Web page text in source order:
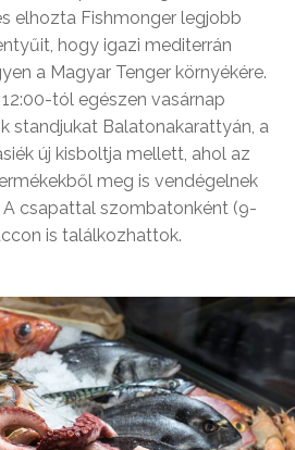
elhozta Fishmonger legjobb
hogy igazi mediterrán
a Magyar Tenger környékére.
tól egészen vasárnap
standjukat Balatonakarattyán, a
új kisboltja mellett, ahol az
meg is vendégelnek
csapattal szombatonként (9-
is találkozhattok.